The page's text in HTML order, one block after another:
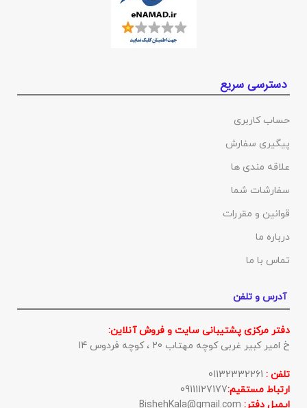
دسترسی سریع
حساب کاربری
پیگیری سفارش
علاقه مندی ها
سفارشات شما
قوانین و مقررات
درباره ما
تماس با ما
آدرس و تلفن
دفتر مرکزی پشتیبانی سایت و فروش آنلاین:
خ امیر کبیر غربی کوچه مهتاب 20 ، کوچه فردوس 14
تلفن :
ارتباط مستقیم:09111127177
ایمیل دفتر: